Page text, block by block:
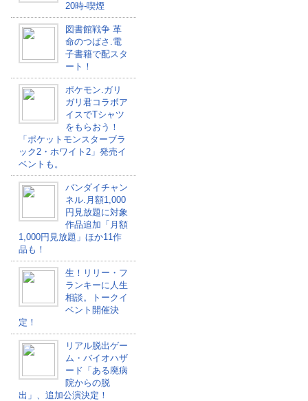
20時-喫煙
図書館戦争 革
命のつばさ.電
子書籍で配スタ
ート！
ポケモン.ガリ
ガリ君コラボア
イスでTシャツ
をもらおう！
「ポケットモンスターブラ
ック2・ホワイト2」発売イ
ベントも。
バンダイチャン
ネル.月額1,000
円見放題に対象
作品追加「月額
1,000円見放題」ほか11作
品も！
生！リリー・フ
ランキーに人生
相談。トークイ
ベント開催決
定！
リアル脱出ゲー
ム・バイオハザ
ード「ある廃病
院からの脱
出」、追加公演決定！